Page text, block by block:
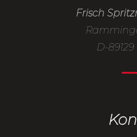
Frisch
D-